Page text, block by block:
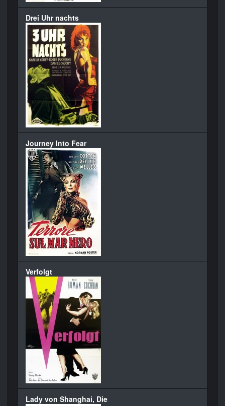
Drei Uhr nachts
Journey Into Fear
Verfolgt
Lady von Shanghai, Die